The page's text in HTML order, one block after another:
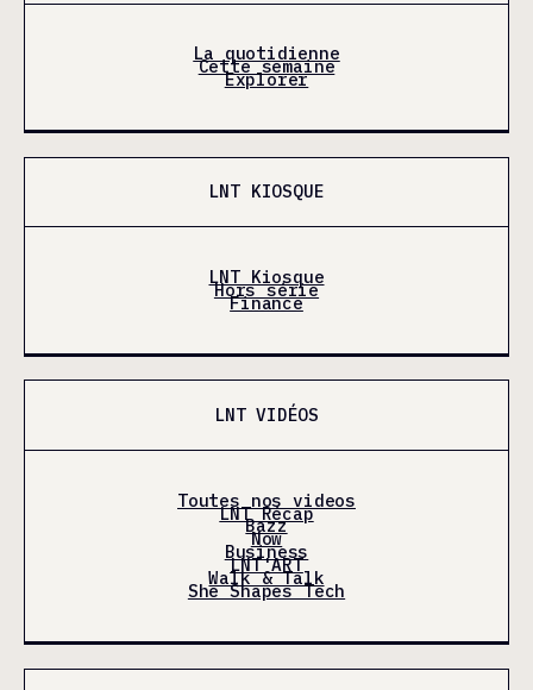
La quotidienne
Cette semaine
Explorer
LNT KIOSQUE
LNT Kiosque
Hors série
Finance
LNT VIDÉOS
Toutes nos videos
LNT Récap
Bazz
Now
Business
LNT'ART
Walk & Talk
She Shapes Tech